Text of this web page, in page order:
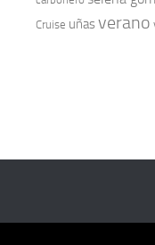
Cruise uñasverano